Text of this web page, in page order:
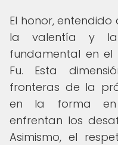
El honor,
la valentía y
fundamental en
Fu. Esta
fronteras de la
en la forma en
enfrentan los
Asimismo, el